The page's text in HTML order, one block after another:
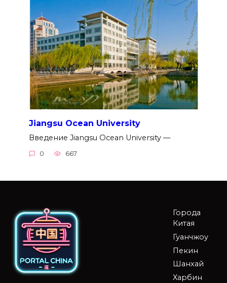
Jiangsu Ocean University
Введение Jiangsu Ocean University —
0 667
Города
Китая
Гуанчжоу
Пекин
Шанхай
Харбин